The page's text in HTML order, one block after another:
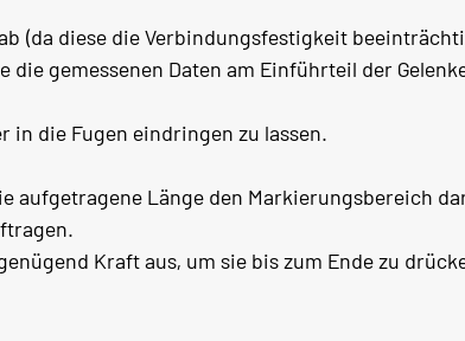
(da diese die Verbindungsfestigkeit
gemessenen Daten am Einführteil der
in die Fugen eindringen zu lassen.
aufgetragene Länge den Markierungsbereich
Kraft aus, um sie bis zum Ende zu